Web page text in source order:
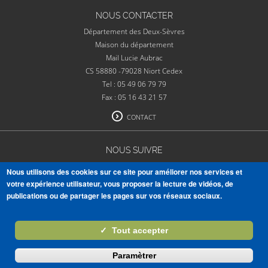
NOUS CONTACTER
Département des Deux-Sèvres
Maison du département
Mail Lucie Aubrac
CS 58880 -79028 Niort Cedex
Tel : 05 49 06 79 79
Fax : 05 16 43 21 57
CONTACT
NOUS SUIVRE
VOIR TOUTES NOS PUBLICATIONS
S'ABONNER À LA NEWSLETTER
Nous utilisons des cookies sur ce site pour améliorer nos services et
votre expérience utilisateur, vous proposer la lecture de vidéos, de
publications ou de partager les pages sur vos réseaux sociaux.
✓ Tout accepter
Paramètrer